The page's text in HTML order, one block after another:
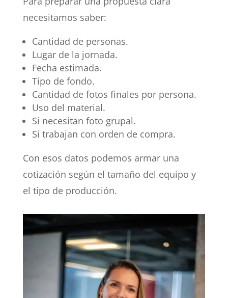
necesitamos saber:
Cantidad de personas.
Lugar de la jornada.
Fecha estimada.
Tipo de fondo.
Cantidad de fotos finales por persona.
Uso del material.
Si necesitan foto grupal.
Si trabajan con orden de compra.
Con esos datos podemos armar una
cotización según el tamaño del equipo y
el tipo de producción.